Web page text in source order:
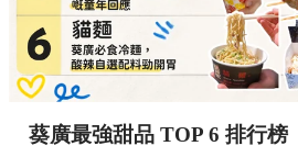
葵廣最強甜品 TOP 6 排行榜